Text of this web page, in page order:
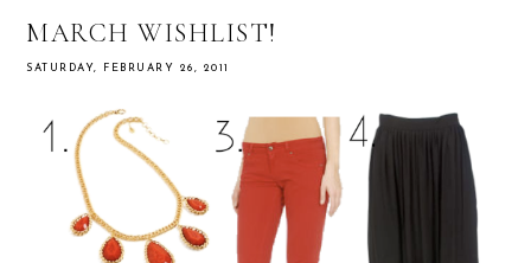
MARCH WISHLIST!
SATURDAY, FEBRUARY 26, 2011